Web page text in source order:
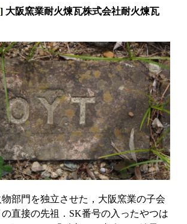
] 大阪窯業耐火煉瓦株式会社耐火煉瓦
部門を独立させた，大阪窯業の子会
直接の先祖．SK番号の入ったやつは